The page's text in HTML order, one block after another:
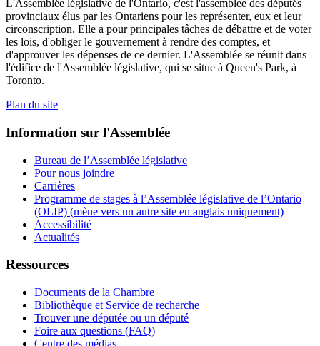
L'Assemblée législative de l'Ontario, c'est l'assemblée des députés
provinciaux élus par les Ontariens pour les représenter, eux et leur
circonscription. Elle a pour principales tâches de débattre et de voter
les lois, d'obliger le gouvernement à rendre des comptes, et
d'approuver les dépenses de ce dernier. L'Assemblée se réunit dans
l'édifice de l'Assemblée législative, qui se situe à Queen's Park, à
Toronto.
Plan du site
Information sur l'Assemblée
Bureau de l’Assemblée législative
Pour nous joindre
Carrières
Programme de stages à l’Assemblée législative de l’Ontario
(OLIP) (mène vers un autre site en anglais uniquement)
Accessibilité
Actualités
Ressources
Documents de la Chambre
Bibliothèque et Service de recherche
Trouver une députée ou un député
Foire aux questions (FAQ)